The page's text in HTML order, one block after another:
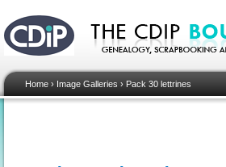
Home › Image Galleries › Pack 30 lettrines